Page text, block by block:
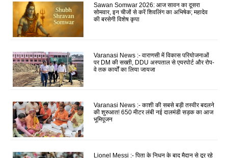
Sawan Somwar 2026: आज सावन का दूसरा
सोमवार, इन चीजों से करें शिवलिंग का अभिषेक; महादेव
की बरसेगी विशेष कृपा
Varanasi News :- वाराणसी में विकास परियोजनाओं
पर DM की सख्ती, DDU अस्पताल से एयरपोर्ट और रोप-
वे तक कार्यों का लिया जायजा
Varanasi News :- काशी की सबसे बड़ी तस्वीर बदलने
की शुरुआत! 650 मीटर लंबी नई दालमंडी सड़क का आज
भूमिपूजन
Lionel Messi :- पिता के निधन के बाद मैदान से दूर रहे